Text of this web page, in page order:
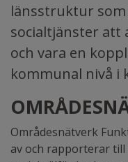
länsstruktur
socialtjänster att
och vara en
kommunal nivå i
Områdesnätverk
av och rapporterar